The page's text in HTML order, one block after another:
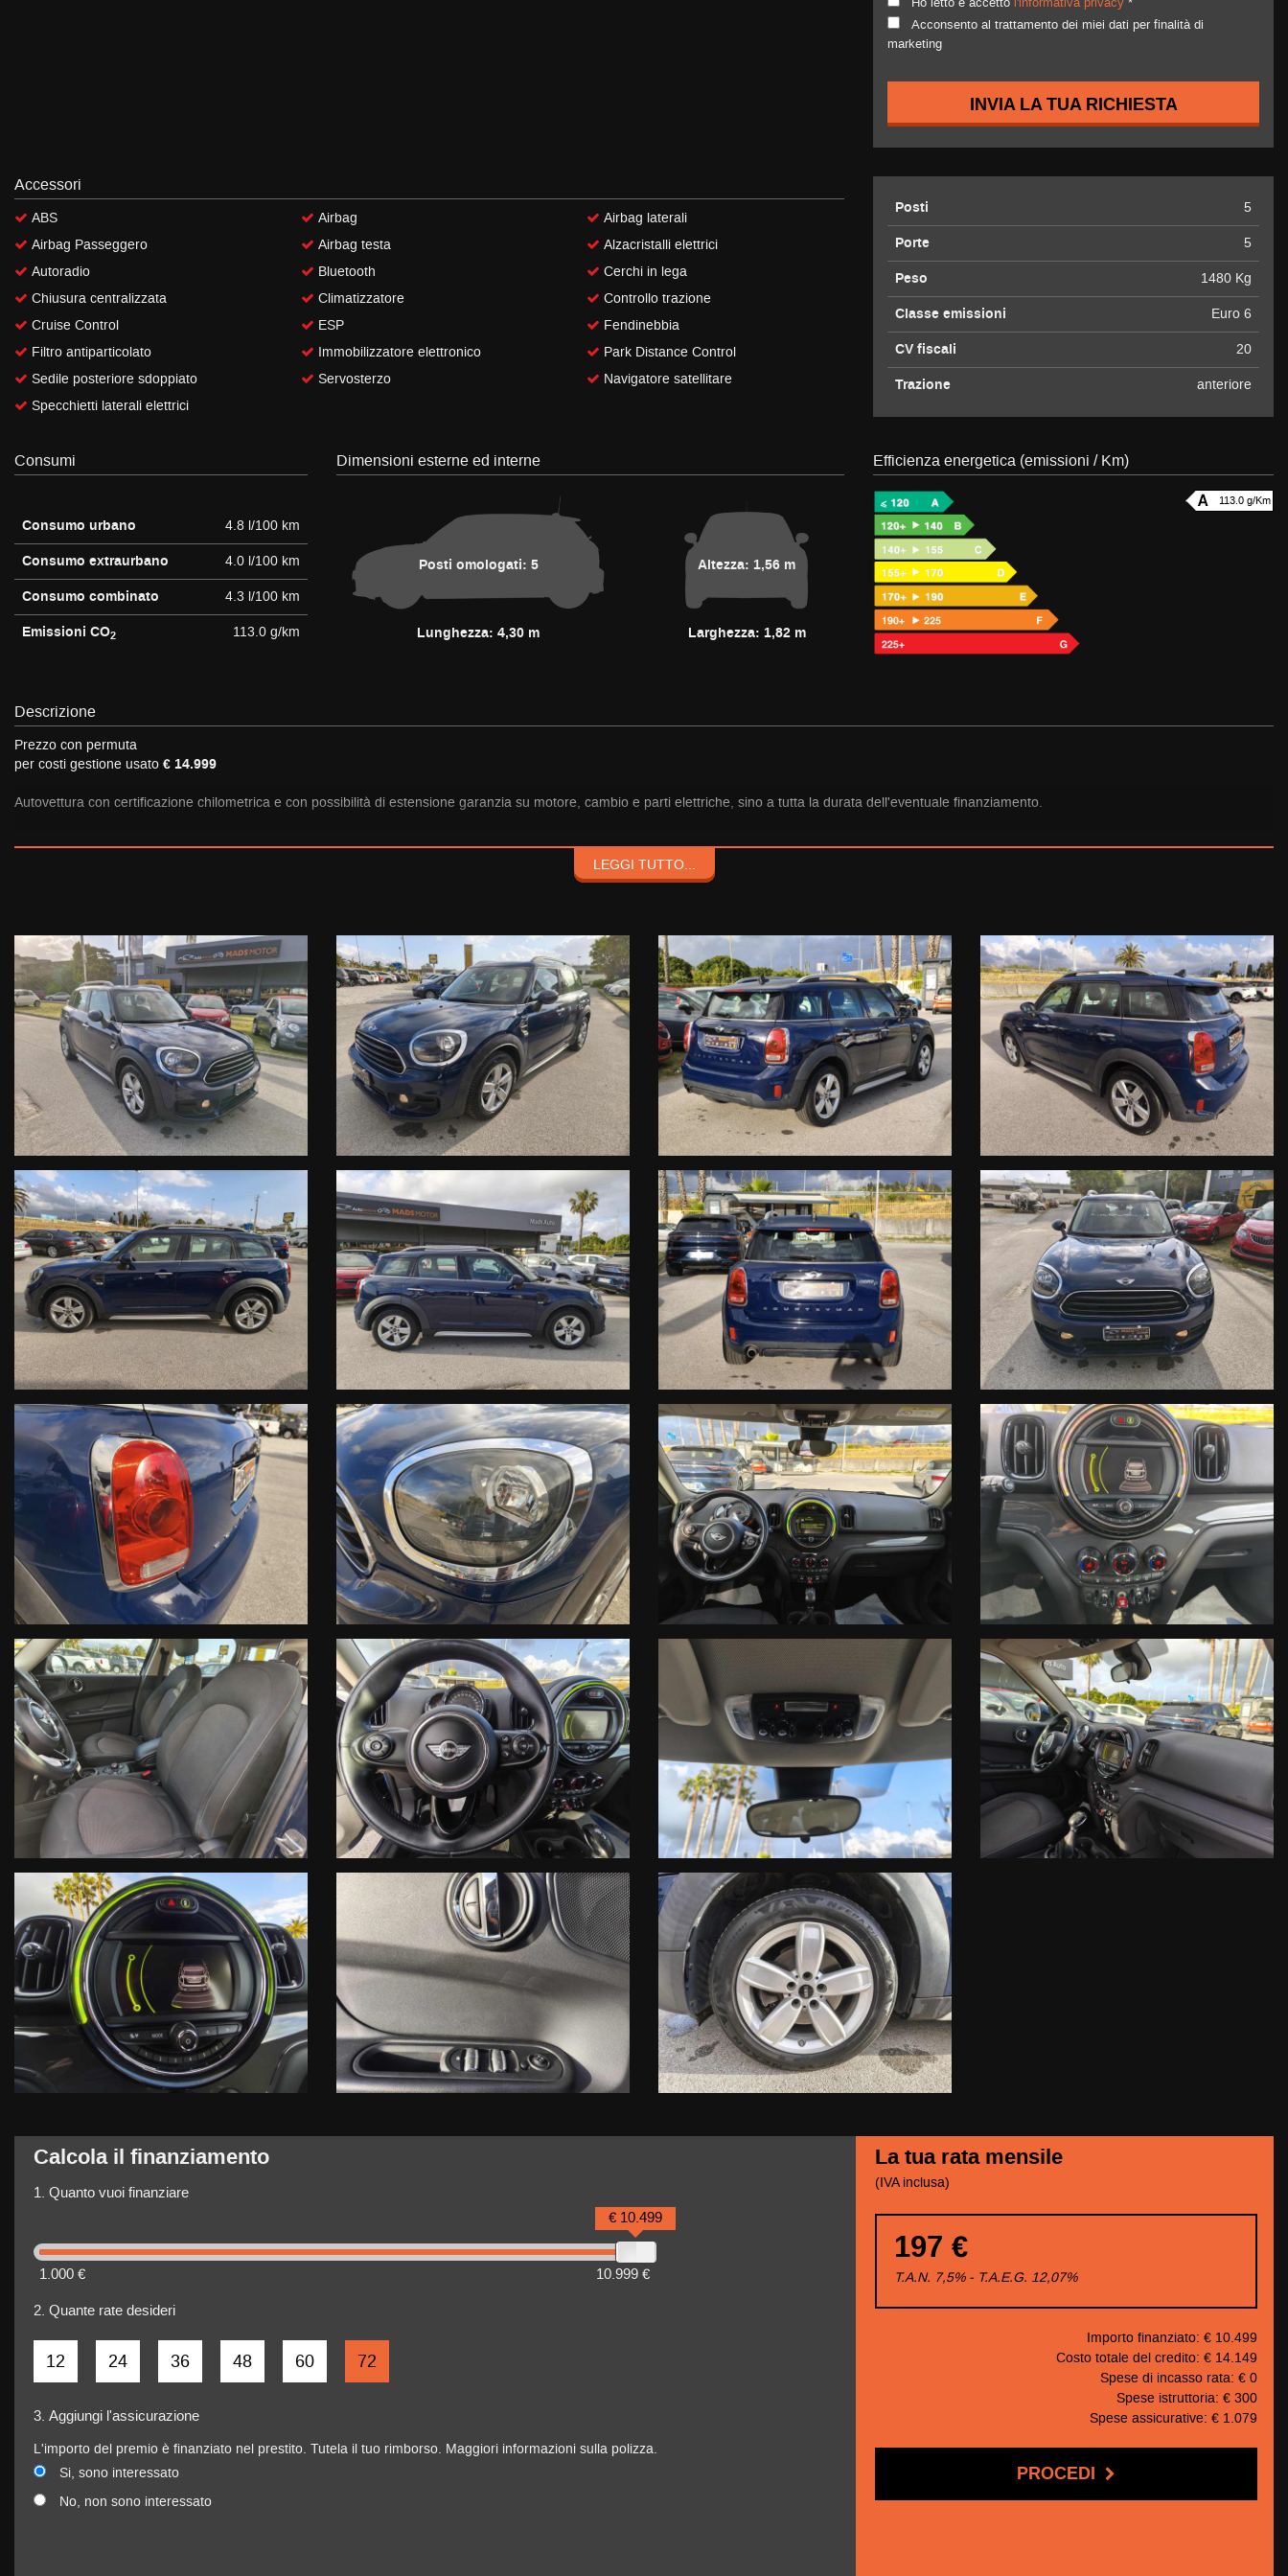
Acconsento al trattamento dei miei dati per finalità di
marketing
INVIA LA TUA RICHIESTA
Accessori
ABS
Airbag Passeggero
Autoradio
Chiusura centralizzata
Cruise Control
Filtro antiparticolato
Sedile posteriore sdoppiato
Specchietti laterali elettrici
Airbag
Airbag testa
Bluetooth
Climatizzatore
ESP
Immobilizzatore elettronico
Servosterzo
Airbag laterali
Alzacristalli elettrici
Cerchi in lega
Controllo trazione
Fendinebbia
Park Distance Control
Navigatore satellitare
Posti 5
Porte 5
Peso 1480 Kg
Classe emissioni Euro 6
CV fiscali 20
Trazione anteriore
Consumi
Consumo urbano 4.8 l/100 km
Consumo extraurbano 4.0 l/100 km
Consumo combinato 4.3 l/100 km
Emissioni CO2 113.0 g/km
Dimensioni esterne ed interne
Posti omologati: 5
Lunghezza: 4,30 m
Altezza: 1,56 m
Larghezza: 1,82 m
Efficienza energetica (emissioni / Km)
113.0 g/Km
Descrizione
Prezzo con permuta
per costi gestione usato € 14.999
Autovettura con certificazione chilometrica e con possibilità di estensione garanzia su motore, cambio e parti elettriche, sino a tutta la durata dell'eventuale finanziamento.
MADS MOTOR e’: AUTOVETTURE NUOVE KM/0 e AZIENDALI,
PREZZI COMPETITIVI, FINANZIAMENTI e LEASING
ESTENZIONE DI GARANZIA 5/7 anni
MADS MOTOR e’ a Milazzo ME
in Via Firenze 1 (Parco Corolla)
Tel 0909284060
Da anni consigliamo alla nostra clientela il meglio, regalandovi la tranquillità di acquistare un'autovettura garantita dalla nostra esperienza.
Chi compra un usato da Mads Motor, acquista un veicolo garantito.
- PERMUTE:
Le nostre valutazioni sono un giusto compromesso tra eurotax ed una ricerca di mercato e tengono conto delle varie spese che l'autosalone, dovrà affrontare per rivendere la vettura in condizioni ottimali
(passaggio di proprietà, eventuali rispristini e/o controlli in officina, garanzia di 12 mesi etc..
Per tutti coloro che intendono raggiungerci in aereo o via treno, forniamo un servizio navetta gratuita verso aeroporto o stazione ferroviaria
N.B. Le descrizioni e gli accessori qui riportati, potrebbero talvolta, essere diversi da quelli
effettivamente presenti sulla vettura, quindi NON FATE RIFERIMENTO ALL’ELENCO PREIMPOSTATO DAL PORTALE e/o alla DESCRIZIONE inserita in automatico.
Preghiamo quindi volerne verificare l’esatta presenza con uno dei nostri consulenti. Le descrizioni qui riportate non fanno parte integrante del contratto.
www.madsmotor.it
LEGGI TUTTO...
Calcola il finanziamento
1. Quanto vuoi finanziare
1.000 € 10.999 €
€ 10.499
2. Quante rate desideri
12 24 36 48 60 72
3. Aggiungi l'assicurazione
L'importo del premio è finanziato nel prestito. Tutela il tuo rimborso. Maggiori informazioni sulla polizza.
Si, sono interessato
No, non sono interessato
La tua rata mensile
(IVA inclusa)
197 €
T.A.N. 7,5% - T.A.E.G. 12,07%
Importo finanziato: € 10.499
Costo totale del credito: € 14.149
Spese di incasso rata: € 0
Spese istruttoria: € 300
Spese assicurative: € 1.079
PROCEDI
Puoi
rivedere
modificare
le
scelte
in
qualsiasi
momento.
Cookie necessari
Cookie delle preferenze
Cookie per il miglioramento dell'esperienza utente
Cookie di marketing